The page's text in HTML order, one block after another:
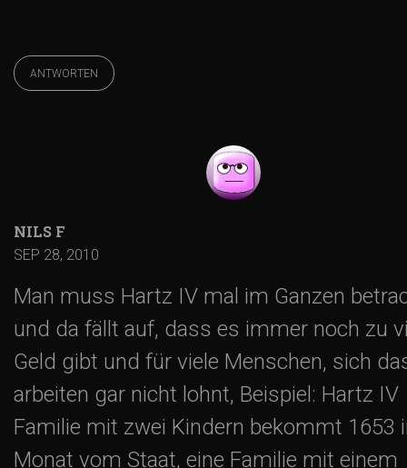
ANTWORTEN
NILS F
SEP 28, 2010
Man muss Hartz IV mal im Ganzen
und da fällt auf, dass es immer noch zu
Geld gibt und für viele Menschen, sich
arbeiten gar nicht lohnt, Beispiel: Hartz IV
Familie mit zwei Kindern bekommt 1653
Monat vom Staat, eine Familie mit einem